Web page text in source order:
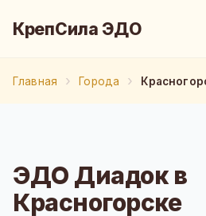
КрепСила ЭДО
Главная Города
ЭДО Диадок в
Красногорске